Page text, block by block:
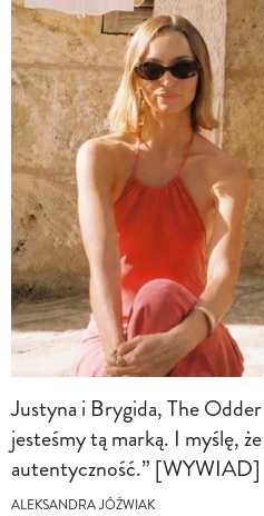
Justyna i Brygida, The
jesteśmy tą marką. I myślę,
autentyczność.” [WYWIAD]
ALEKSANDRA JÓŹWIAK